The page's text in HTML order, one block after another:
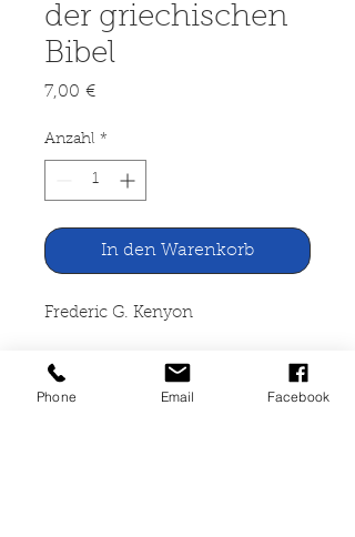
der griechischen
Bibel
7,00 €Preis
Anzahl *
In den Warenkorb
Frederic G. Kenyon
Der Text der griechischen Bibel
Phone Email Facebook